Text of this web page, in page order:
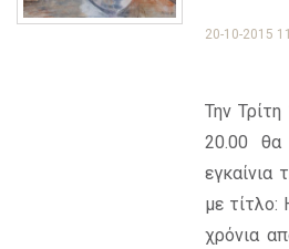
20-10-2015
Την
20.00 θα
εγκαίνια
με
χρόνια